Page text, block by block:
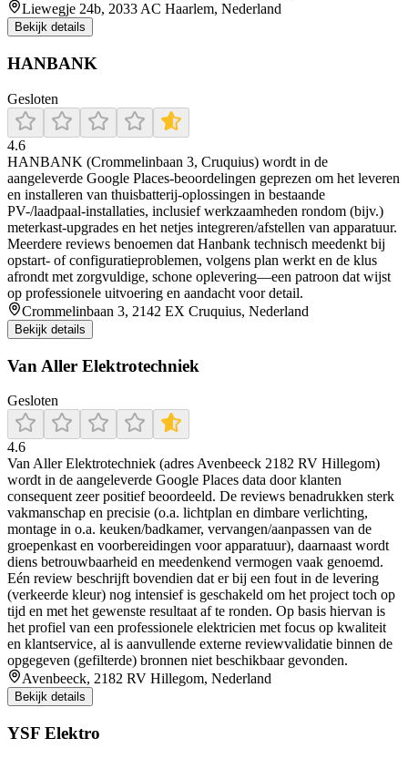
Liewegje 24b, 2033 AC Haarlem, Nederland
Bekijk details
HANBANK
Gesloten
4.6
HANBANK (Crommelinbaan 3, Cruquius) wordt in de
aangeleverde Google Places-beoordelingen geprezen om het leveren
en installeren van thuisbatterij-oplossingen in bestaande
PV-/laadpaal-installaties, inclusief werkzaamheden rondom (bijv.)
meterkast-upgrades en het netjes integreren/afstellen van apparatuur.
Meerdere reviews benoemen dat Hanbank technisch meedenkt bij
opstart- of configuratieproblemen, volgens plan werkt en de klus
afrondt met zorgvuldige, schone oplevering—een patroon dat wijst
op professionele uitvoering en aandacht voor detail.
Crommelinbaan 3, 2142 EX Cruquius, Nederland
Bekijk details
Van Aller Elektrotechniek
Gesloten
4.6
Van Aller Elektrotechniek (adres Avenbeeck 2182 RV Hillegom)
wordt in de aangeleverde Google Places data door klanten
consequent zeer positief beoordeeld. De reviews benadrukken sterk
vakmanschap en precisie (o.a. lichtplan en dimbare verlichting,
montage in o.a. keuken/badkamer, vervangen/aanpassen van de
groepenkast en voorbereidingen voor apparatuur), daarnaast wordt
diens betrouwbaarheid en meedenkend vermogen vaak genoemd.
Eén review beschrijft bovendien dat er bij een fout in de levering
(verkeerde kleur) nog intensief is geschakeld om het project toch op
tijd en met het gewenste resultaat af te ronden. Op basis hiervan is
het profiel van een professionele elektricien met focus op kwaliteit
en klantservice, al is aanvullende externe reviewvalidatie binnen de
opgegeven (gefilterde) bronnen niet beschikbaar gevonden.
Avenbeeck, 2182 RV Hillegom, Nederland
Bekijk details
YSF Elektro